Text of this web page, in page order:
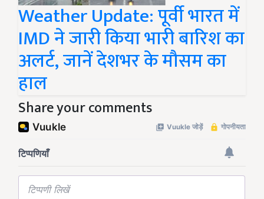
Weather Update: पूर्वी भारत में
IMD ने जारी किया भारी बारिश का
अलर्ट, जानें देशभर के मौसम का
हाल
Share your comments